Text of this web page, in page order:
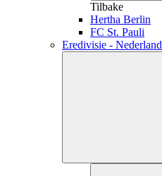
Tilbake
Hertha Berlin
FC St. Pauli
Eredivisie - Nederland